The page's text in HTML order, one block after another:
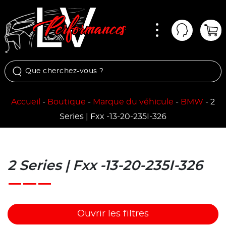
Mon
Accueil - Boutique - Marque du véhicule - BMW - 2
Series | Fxx -13-20-235I-326
2 Series | Fxx -13-20-235I-326
Ouvrir les filtres